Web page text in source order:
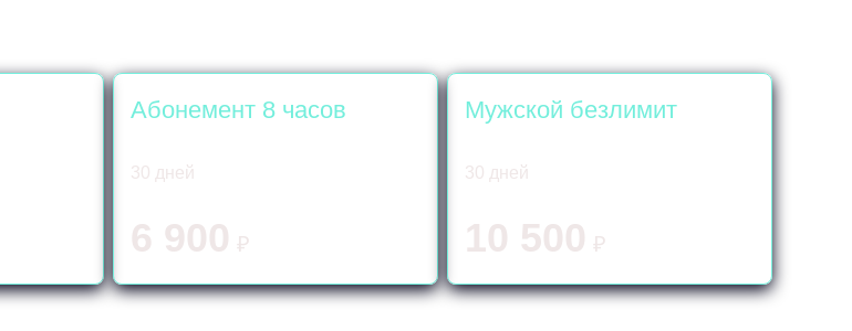
Абонемент 8 часов
30 дней
6 900 ₽
Мужской безлимит
30 дней
10 500 ₽